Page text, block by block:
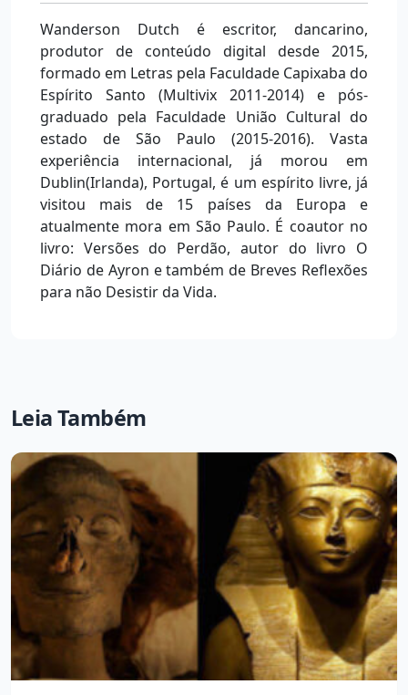
Wanderson Dutch é escritor, dancarino,
produtor de conteúdo digital desde 2015,
formado em Letras pela Faculdade Capixaba do
Espírito Santo (Multivix 2011-2014) e pós-
graduado pela Faculdade União Cultural do
estado de São Paulo (2015-2016). Vasta
experiência internacional, já morou em
Dublin(Irlanda), Portugal, é um espírito livre, já
visitou mais de 15 países da Europa e
atualmente mora em São Paulo. É coautor no
livro: Versões do Perdão, autor do livro O
Diário de Ayron e também de Breves Reflexões
para não Desistir da Vida.
Leia Também